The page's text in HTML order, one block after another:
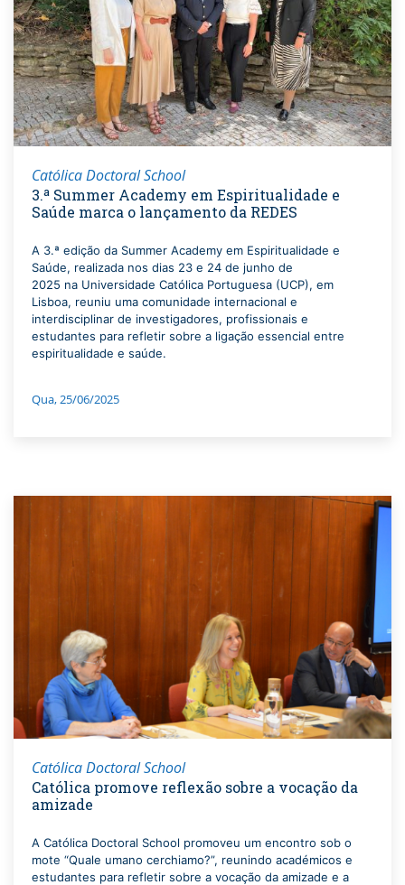
Católica Doctoral School
3.ª Summer Academy em Espiritualidade e
Saúde marca o lançamento da REDES
A 3.ª edição da Summer Academy em Espiritualidade e
Saúde, realizada nos dias 23 e 24 de junho de
2025 na Universidade Católica Portuguesa (UCP), em
Lisboa, reuniu uma comunidade internacional e
interdisciplinar de investigadores, profissionais e
estudantes para refletir sobre a ligação essencial entre
espiritualidade e saúde.
Qua, 25/06/2025
Católica Doctoral School
Católica promove reflexão sobre a vocação da
amizade
A Católica Doctoral School promoveu um encontro sob o
mote “Quale umano cerchiamo?”, reunindo académicos e
estudantes para refletir sobre a vocação da amizade e a